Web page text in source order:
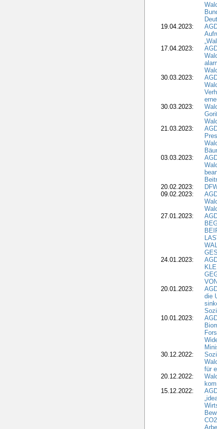
19.04.2023:
17.04.2023:
30.03.2023:
30.03.2023:
21.03.2023:
03.03.2023:
20.02.2023:
09.02.2023:
27.01.2023:
24.01.2023:
20.01.2023:
die
10.01.2023:
30.12.2022:
für
20.12.2022:
15.12.2022: